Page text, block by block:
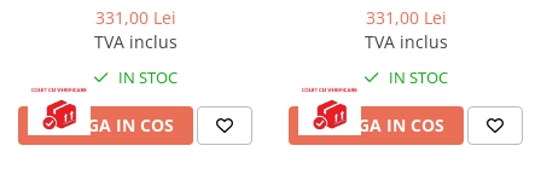
Baterii cu pipa flexibila
Chiuvete bucatarie
Chiuvete Compozit
Chiuvete Inox
Accesorii chiuvete
331,00 Lei
TVA inclus
IN STOC
ADAUGA IN COS
331,00 Lei
TVA inclus
IN STOC
ADAUGA IN COS